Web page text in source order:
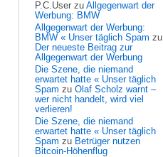
P.C.User zu Allgegenwart der
Werbung: BMW
Allgegenwart der Werbung:
BMW « Unser täglich Spam zu
Der neueste Beitrag zur
Allgegenwart der Werbung
Die Szene, die niemand
erwartet hatte « Unser täglich
Spam zu Olaf Scholz warnt –
wer nicht handelt, wird viel
verlieren!
Die Szene, die niemand
erwartet hatte « Unser täglich
Spam zu Betrüger nutzen
Bitcoin-Höhenflug